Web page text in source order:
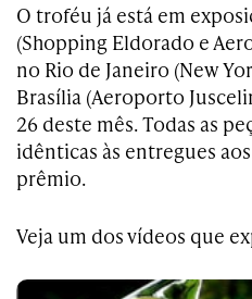
O troféu já está em
(Shopping Eldorado e
no Rio de Janeiro (New
Brasília (Aeroporto
26 deste mês. Todas as
idênticas às entregues
prêmio.
Veja um dos vídeos que